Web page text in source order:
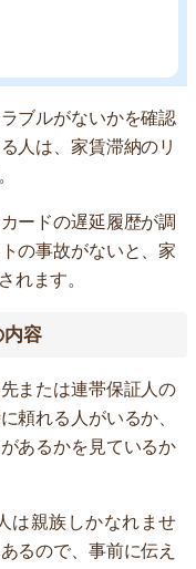
ブルがないかを確認
人は、家賃滞納のリ
ードの遅延履歴が調
の事故がないと、家
れます。
内容
または連帯保証人の
頼れる人がいるか、
あるかを見ているか
は親族しかなれませ
るので、事前に伝え